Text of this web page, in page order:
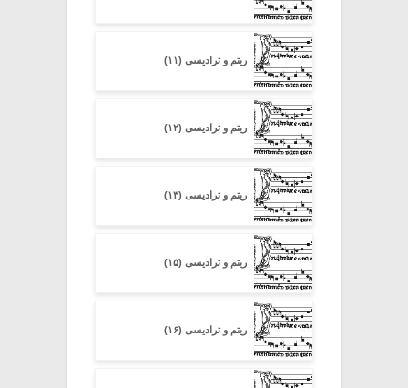
ریتم و ترادیسی (۱۱)
ریتم و ترادیسی (۱۲)
ریتم و ترادیسی (۱۳)
ریتم و ترادیسی (۱۵)
ریتم و ترادیسی (۱۶)